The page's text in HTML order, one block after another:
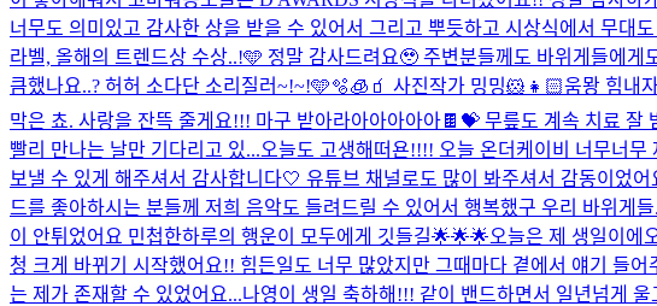
너무도 의미있고 감사한 상을 받을 수 있어서 그리고 뿌듯하고 시상식에서 무대
라벨, 올해의 트렌드상 수상..!🩵 정말 감사드려요🥹 주변분들께도 바위게들에
큼했나요..? 허허 소다단 소리질러~!~!🩵🫧🧊🧃 사진작가 밍밍🐹👧🏻움뫙 힘내
막은 쵸. 사랑을 잔뜩 줄게요!!! 마구 받아라아아아아아🍫💝 무릎도 계속 치료
빨리 만나는 날만 기다리고 있...오늘도 고생해떠욘!!!! 오늘 온더케이비 너무너
보낼 수 있게 해주셔서 감사합니다🤍 유튜브 채널로도 많이 봐주셔서 감동이었
드를 좋아하시는 분들께 저희 음악도 들려드릴 수 있어서 행복했구 우리 바위게들
이 안튀었어요 민첩한하루의 행운이 모두에게 깃들길🌟🌟🌟오늘은 제 생일이에
청 크게 바뀌기 시작했어요!! 힘든일도 너무 많았지만 그때마다 곁에서 얘기 들
는 제가 존재할 수 있었어요...나영이 생일 축하해!!! 같이 밴드하면서 일년넘게